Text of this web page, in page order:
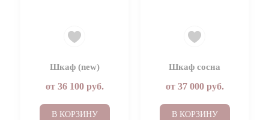
Шкаф (new)
от 36 100руб.
В КОРЗИНУ
Шкаф сосна
от 37 000руб.
В КОРЗИНУ